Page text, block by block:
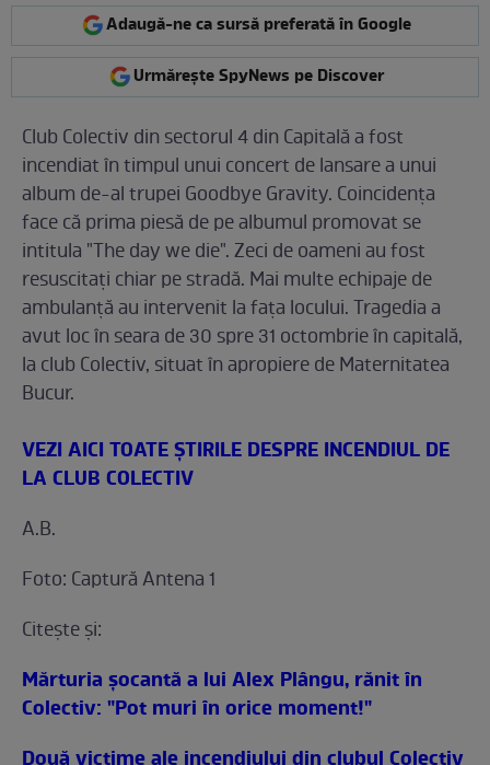
Adaugă-ne ca sursă preferată în Google
Urmărește SpyNews pe Discover
Club Colectiv din sectorul 4 din Capitală a fost
incendiat în timpul unui concert de lansare a unui
album de-al trupei Goodbye Gravity. Coincidenţa
face că prima piesă de pe albumul promovat se
intitula "The day we die". Zeci de oameni au fost
resuscitaţi chiar pe stradă. Mai multe echipaje de
ambulanţă au intervenit la faţa locului. Tragedia a
avut loc în seara de 30 spre 31 octombrie în capitală,
la club Colectiv, situat în apropiere de Maternitatea
Bucur.
VEZI AICI TOATE ŞTIRILE DESPRE INCENDIUL DE
LA CLUB COLECTIV
A.B.
Foto: Captură Antena 1
Citeşte şi:
Mărturia şocantă a lui Alex Plângu, rănit în
‪Colectiv‬: "Pot muri în orice moment!"